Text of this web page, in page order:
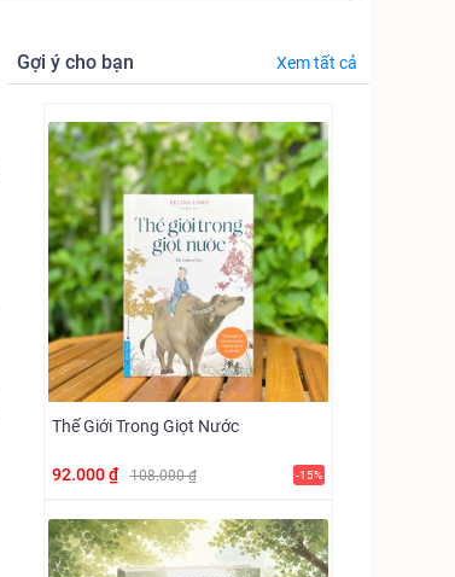
Gợi ý cho bạn Xem tất cả
Thế Giới Trong Giọt Nước
92.000 ₫ 108.000 ₫ -15%